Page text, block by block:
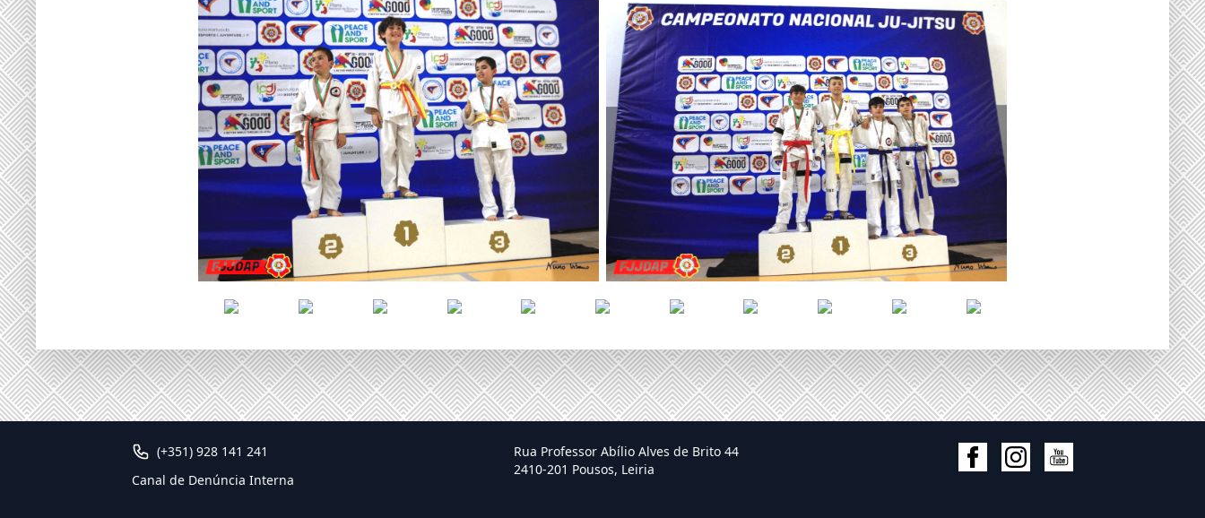
(+351) 928 141 241
Canal de Denúncia Interna
Rua Professor Abílio Alves de Brito 44
2410-201 Pousos, Leiria